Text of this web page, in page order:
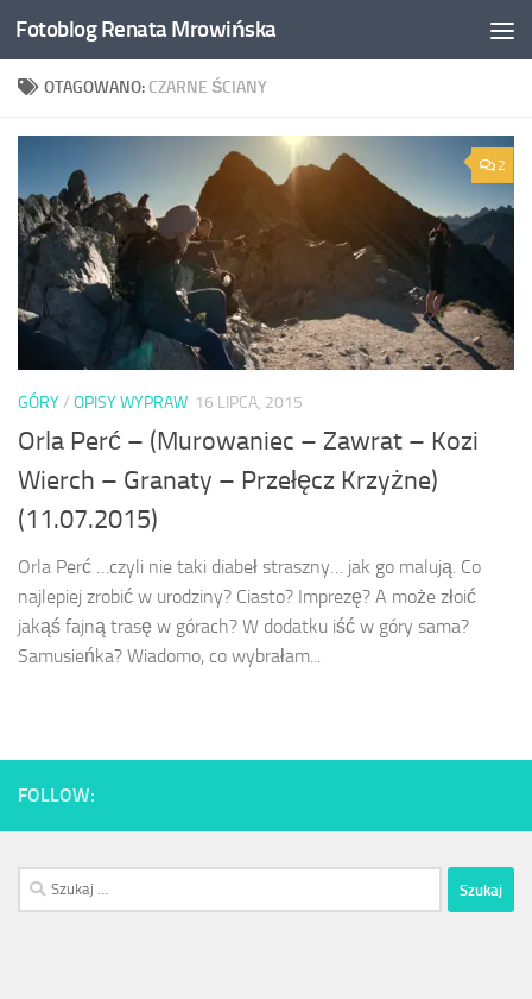
Przeskocz do treści
Fotoblog Renata Mrowińska
OTAGOWANO: CZARNE ŚCIANY
2
GÓRY/ OPISY WYPRAW 16 LIPCA, 2015
Orla Perć – (Murowaniec – Zawrat – Kozi
Wierch – Granaty – Przełęcz Krzyżne)
(11.07.2015)
Orla Perć …czyli nie taki diabeł straszny… jak go malują. Co
najlepiej zrobić w urodziny? Ciasto? Imprezę? A może złoić
jakąś fajną trasę w górach? W dodatku iść w góry sama?
Samusieńka? Wiadomo, co wybrałam...
FOLLOW:
Szukaj: